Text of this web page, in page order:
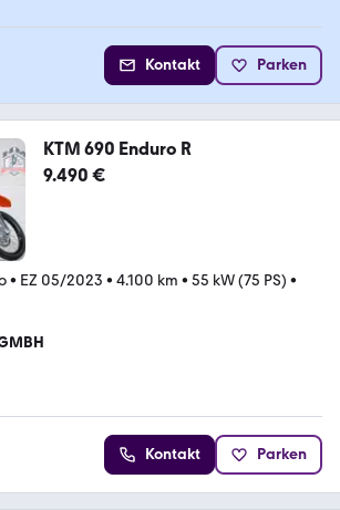
Kontakt Parken
KTM 690 Enduro R
9.490 €
• EZ 05/2023 • 4.100 km • 55 kW (75 PS) •
Kontakt Parken